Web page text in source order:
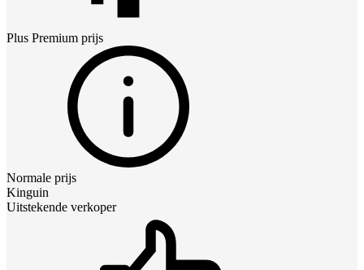
Plus Premium prijs
Normale prijs
Kinguin
Uitstekende verkoper